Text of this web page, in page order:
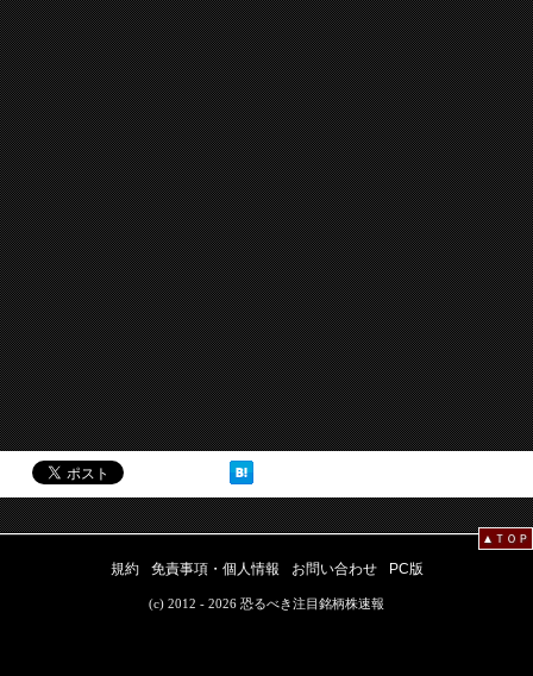
▲ＴＯＰ
規約 免責事項・個人情報 お問い合わせ PC版
(c) 2012 - 2026 恐るべき注目銘柄株速報